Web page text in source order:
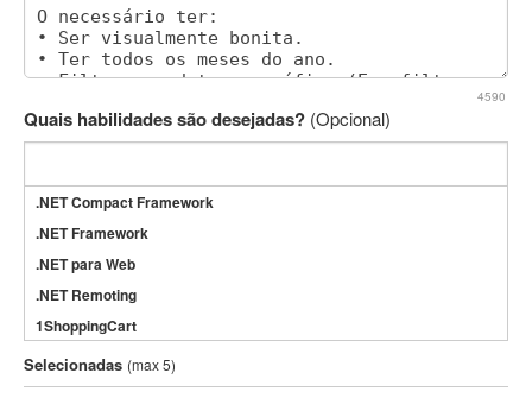
4590
Quais habilidades são desejadas? (Opcional)
.NET Compact Framework
.NET Framework
.NET para Web
.NET Remoting
1ShoppingCart
3DS Max
3GSM
Selecionadas (max 5)